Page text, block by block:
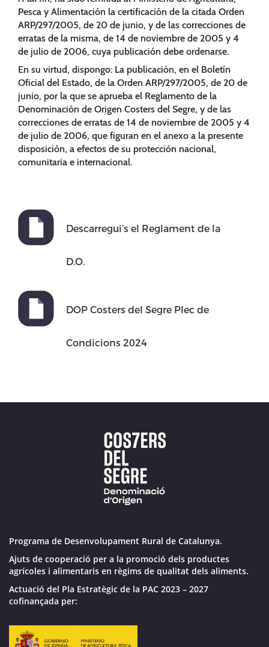
Pesca y Alimentación la certificación de la citada Orden
ARP/297/2005, de 20 de junio, y de las correcciones de
erratas de la misma, de 14 de noviembre de 2005 y 4
de julio de 2006, cuya publicación debe ordenarse.
En su virtud, dispongo: La publicación, en el Boletín
Oficial del Estado, de la Orden ARP/297/2005, de 20 de
junio, por la que se aprueba el Reglamento de la
Denominación de Origen Costers del Segre, y de las
correcciones de erratas de 14 de noviembre de 2005 y 4
de julio de 2006, que figuran en el anexo a la presente
disposición, a efectos de su protección nacional,
comunitaria e internacional.
Descarregui’s el Reglament de la
D.O.
DOP Costers del Segre Plec de
Condicions 2024
Programa de Desenvolupament Rural de Catalunya.
Ajuts de cooperació per a la promoció dels productes
agrícoles i alimentaris en règims de qualitat dels aliments.
Actuació del Pla Estratègic de la PAC 2023 – 2027
cofinançada per: